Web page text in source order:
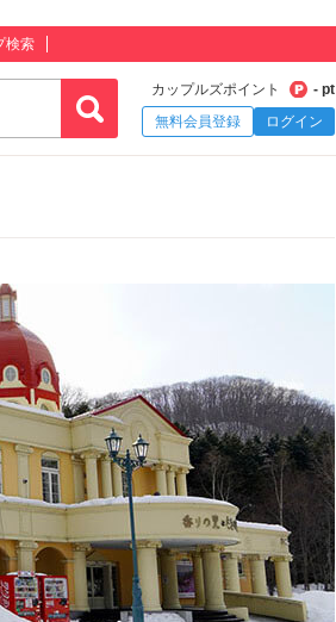
検索
カップルズポイント
- pt
無料会員登録
ログイン